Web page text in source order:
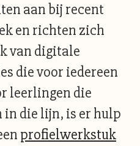
aan bij recent
en richten zich
van digitale
die voor iedereen
leerlingen die
die lijn, is er hulp
profielwerkstuk